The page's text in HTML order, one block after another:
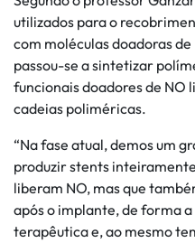
utilizados para o
com moléculas doadoras
passou-se a sintetizar
funcionais doadores de NO
cadeias poliméricas.
“Na fase atual, demos um
produzir stents
liberam NO, mas que
após o implante, de forma
terapêutica e, ao mesmo